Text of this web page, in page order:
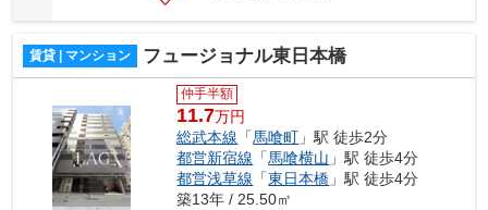
賃貸 | マンション フュージョナル東日本橋
仲手半額
11.7万円
総武本線 「馬喰町 」駅 徒歩2分
都営新宿線 「馬喰横山 」駅 徒歩4分
都営浅草線 「東日本橋 」駅 徒歩4分
築13年 / 25.50㎡